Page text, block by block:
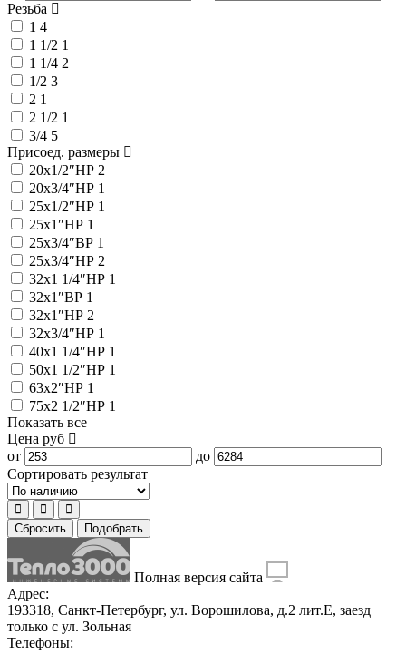
Резьба
1 4
1 1/2 1
1 1/4 2
1/2 3
2 1
2 1/2 1
3/4 5
Присоед. размеры
20x1/2″НР 2
20x3/4″НР 1
25x1/2″НР 1
25x1″НР 1
25x3/4″ВР 1
25x3/4″НР 2
32x1 1/4″НР 1
32x1″ВР 1
32x1″НР 2
32x3/4″НР 1
40x1 1/4″НР 1
50x1 1/2″НР 1
63x2″НР 1
75x2 1/2″НР 1
Показать все
Цена руб
от
до
Сортировать результат
Сбросить Подобрать
Полная версия сайта
Адрес:
193318, Санкт-Петербург, ул. Ворошилова, д.2 лит.Е, заезд
только с ул. Зольная
Телефоны: